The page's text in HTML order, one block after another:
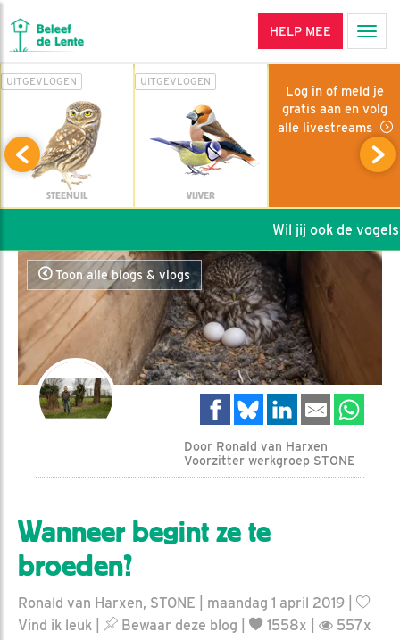
HELP MEE
UITGEVLOGEN
STEENUIL
UITGEVLOGEN
VIJVER
Log in of meld je
gratis aan en volg
alle livestreams
Wil jij ook de vogels
Toon alle blogs & vlogs
Door Ronald van Harxen
Voorzitter werkgroep STONE
Wanneer begint ze te
broeden?
Ronald van Harxen, STONE | maandag 1 april 2019 |
Vind ik leuk
Bewaar deze blog 1558x | 557x